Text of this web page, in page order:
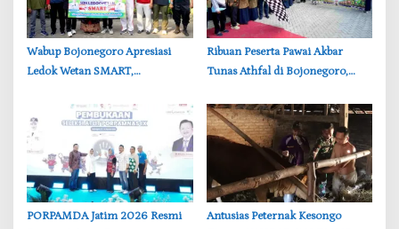
‎Wabup Bojonegoro Apresiasi
Ledok Wetan SMART,
Bersinergi
‎Ribuan Peserta Pawai Akbar
Tunas Athfal di Bojonegoro,
Anak
‎PORPAMDA Jatim 2026 Resmi
‎Antusias Peternak Kesongo